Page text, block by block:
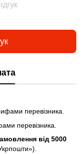
перевізника.
перевізника.
від 5000